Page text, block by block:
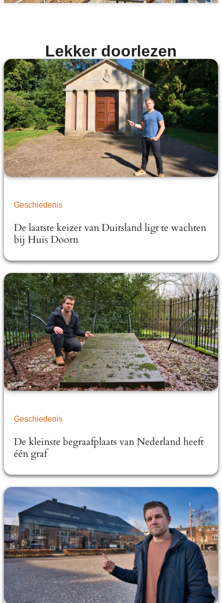
Lekker doorlezen
Geschiedenis
De laatste keizer van Duitsland ligt te wachten
bij Huis Doorn
Geschiedenis
De kleinste begraafplaats van Nederland heeft
één graf